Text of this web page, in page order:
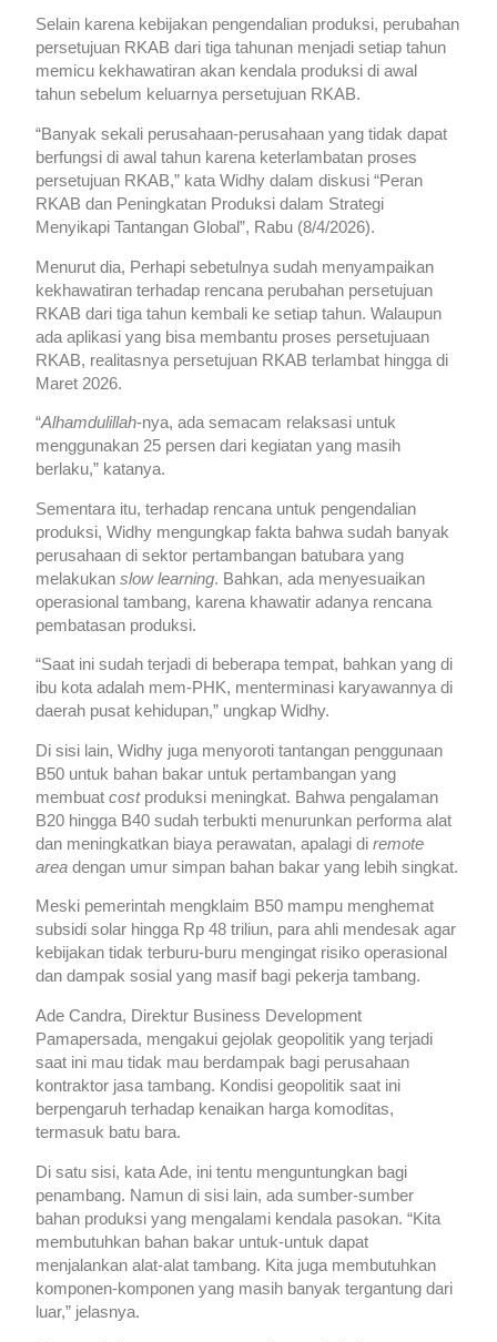
Selain karena kebijakan pengendalian produksi, perubahan
persetujuan RKAB dari tiga tahunan menjadi setiap tahun
memicu kekhawatiran akan kendala produksi di awal
tahun sebelum keluarnya persetujuan RKAB.
“Banyak sekali perusahaan-perusahaan yang tidak dapat
berfungsi di awal tahun karena keterlambatan proses
persetujuan RKAB,” kata Widhy dalam diskusi “Peran
RKAB dan Peningkatan Produksi dalam Strategi
Menyikapi Tantangan Global”, Rabu (8/4/2026).
Menurut dia, Perhapi sebetulnya sudah menyampaikan
kekhawatiran terhadap rencana perubahan persetujuan
RKAB dari tiga tahun kembali ke setiap tahun. Walaupun
ada aplikasi yang bisa membantu proses persetujuaan
RKAB, realitasnya persetujuan RKAB terlambat hingga di
Maret 2026.
“Alhamdulillah-nya, ada semacam relaksasi untuk
menggunakan 25 persen dari kegiatan yang masih
berlaku,” katanya.
Sementara itu, terhadap rencana untuk pengendalian
produksi, Widhy mengungkap fakta bahwa sudah banyak
perusahaan di sektor pertambangan batubara yang
melakukanslow learning. Bahkan, ada menyesuaikan
operasional tambang, karena khawatir adanya rencana
pembatasan produksi.
“Saat ini sudah terjadi di beberapa tempat, bahkan yang di
ibu kota adalah mem-PHK, menterminasi karyawannya di
daerah pusat kehidupan,” ungkap Widhy.
Di sisi lain, Widhy juga menyoroti tantangan penggunaan
B50 untuk bahan bakar untuk pertambangan yang
membuatcostproduksi meningkat. Bahwa pengalaman
B20 hingga B40 sudah terbukti menurunkan performa alat
dan meningkatkan biaya perawatan, apalagi diremote
areadengan umur simpan bahan bakar yang lebih singkat.
Meski pemerintah mengklaim B50 mampu menghemat
subsidi solar hingga Rp 48 triliun, para ahli mendesak agar
kebijakan tidak terburu-buru mengingat risiko operasional
dan dampak sosial yang masif bagi pekerja tambang.
Ade Candra, Direktur Business Development
Pamapersada, mengakui gejolak geopolitik yang terjadi
saat ini mau tidak mau berdampak bagi perusahaan
kontraktor jasa tambang. Kondisi geopolitik saat ini
berpengaruh terhadap kenaikan harga komoditas,
termasuk batu bara.
Di satu sisi, kata Ade, ini tentu menguntungkan bagi
penambang. Namun di sisi lain, ada sumber-sumber
bahan produksi yang mengalami kendala pasokan. “Kita
membutuhkan bahan bakar untuk-untuk dapat
menjalankan alat-alat tambang. Kita juga membutuhkan
komponen-komponen yang masih banyak tergantung dari
luar,” jelasnya.